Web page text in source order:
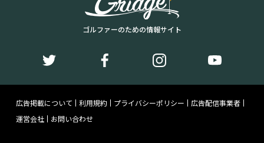
ゴルファーのための情報サイト
広告掲載について 利用規約 プライバシーポリシー
広告配信事業者
運営会社
お問い合わせ